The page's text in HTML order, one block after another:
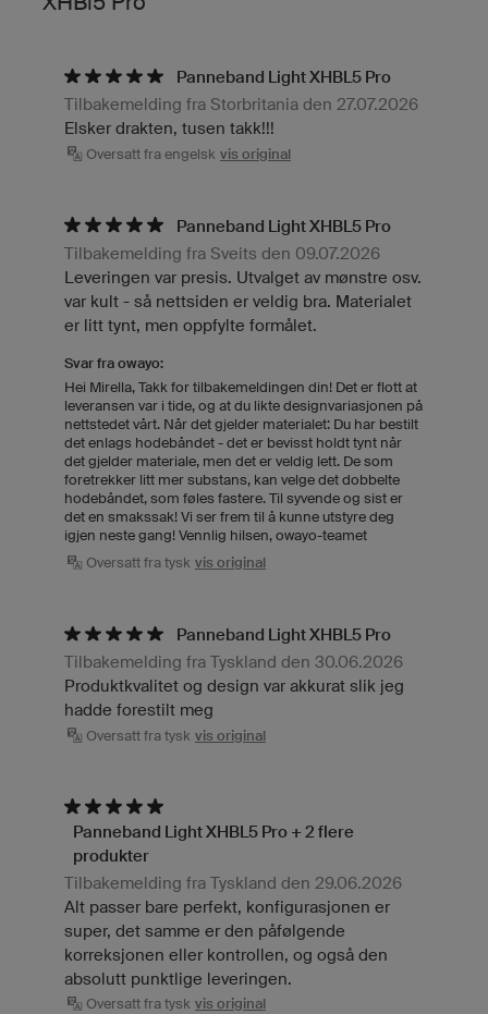
Panneband Light XHBL5 Pro
Tilbakemelding fra Storbritania den 27.07.2026
Elsker drakten, tusen takk!!!
Oversatt fra engelsk vis original
Panneband Light XHBL5 Pro
Tilbakemelding fra Sveits den 09.07.2026
Leveringen var presis. Utvalget av mønstre osv.
var kult - så nettsiden er veldig bra. Materialet
er litt tynt, men oppfylte formålet.
Svar fra owayo:
Hei Mirella, Takk for tilbakemeldingen din! Det er flott at
leveransen var i tide, og at du likte designvariasjonen på
nettstedet vårt. Når det gjelder materialet: Du har bestilt
det enlags hodebåndet - det er bevisst holdt tynt når
det gjelder materiale, men det er veldig lett. De som
foretrekker litt mer substans, kan velge det dobbelte
hodebåndet, som føles fastere. Til syvende og sist er
det en smakssak! Vi ser frem til å kunne utstyre deg
igjen neste gang! Vennlig hilsen, owayo-teamet
Oversatt fra tysk vis original
Panneband Light XHBL5 Pro
Tilbakemelding fra Tyskland den 30.06.2026
Produktkvalitet og design var akkurat slik jeg
hadde forestilt meg
Oversatt fra tysk vis original
Panneband Light XHBL5 Pro + 2 flere
produkter
Tilbakemelding fra Tyskland den 29.06.2026
Alt passer bare perfekt, konfigurasjonen er
super, det samme er den påfølgende
korreksjonen eller kontrollen, og også den
absolutt punktlige leveringen.
Oversatt fra tysk vis original